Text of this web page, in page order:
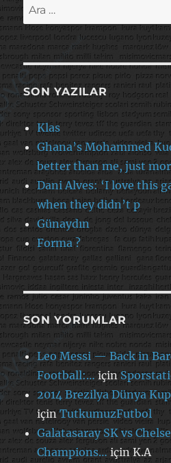
Ara:
SON YAZILAR
Klas
Ghana’s Mohammed
better than me, just
Dani Alves: ‘I love this
when they didn’t p
Günaydın
Forma ?
SON YORUMLAR
Leo Messi — Back in
Football:…için
2014 Brezilya Dünya
içinTutkumuzFutbol
Galatasaray SK vs
Champions…içinK.A